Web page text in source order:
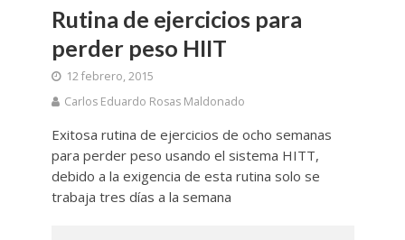
Rutina de ejercicios para
perder peso HIIT
12 febrero, 2015
Carlos Eduardo Rosas Maldonado
Exitosa rutina de ejercicios de ocho semanas
para perder peso usando el sistema HITT,
debido a la exigencia de esta rutina solo se
trabaja tres días a la semana